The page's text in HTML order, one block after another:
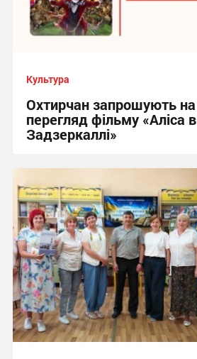
Культура
Охтирчан запрошують на
перегляд фільму «Аліса в
Задзеркаллі»
13:56, 17.07.2026